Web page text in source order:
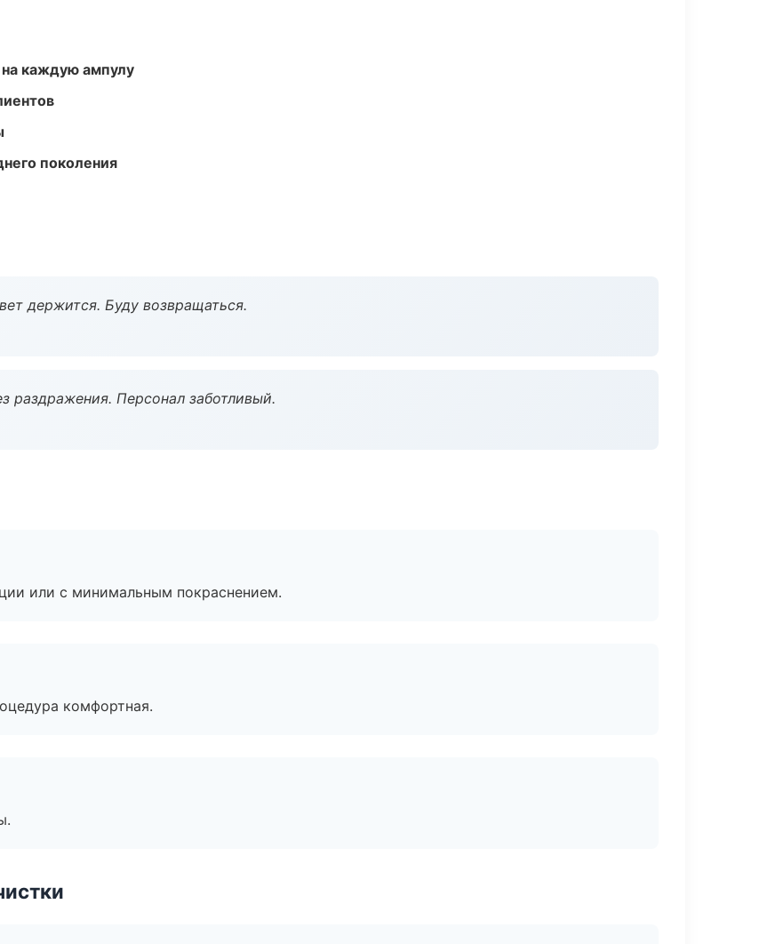
каждую ампулу
поколения
держится. Буду возвращаться.
раздражения. Персонал заботливый.
или с минимальным покраснением.
комфортная.